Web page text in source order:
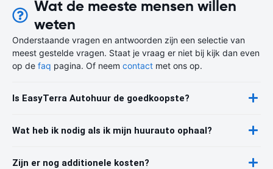
Wat de meeste mensen willen
weten
Onderstaande vragen en antwoorden zijn een selectie van
meest gestelde vragen. Staat je vraag er niet bij kijk dan even
op de faq pagina. Of neem contact met ons op.
Is EasyTerra Autohuur de goedkoopste?
Wat heb ik nodig als ik mijn huurauto ophaal?
Zijn er nog additionele kosten?